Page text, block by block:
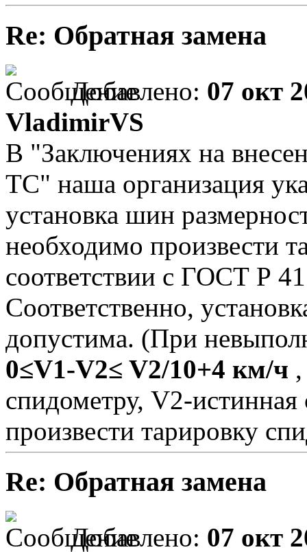
Re: Обратная замена
Добавлено: 07 окт
VladimirVS
В "Заключениях на
ТС" наша организация
установка шин
необходимо произвести
соответствии с ГОСТ Р
Соответственно,
допустима. (При
0≤V1-V2≤ V2/10+4 км/ч
спидометру, V2-
произвести тарировку
Re: Обратная замена
Добавлено: 07 окт